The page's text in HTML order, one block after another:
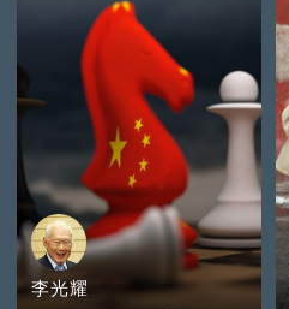
李光耀